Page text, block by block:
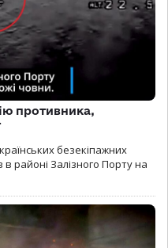
противника,
безекіпажних
в районі Залізного Порту на